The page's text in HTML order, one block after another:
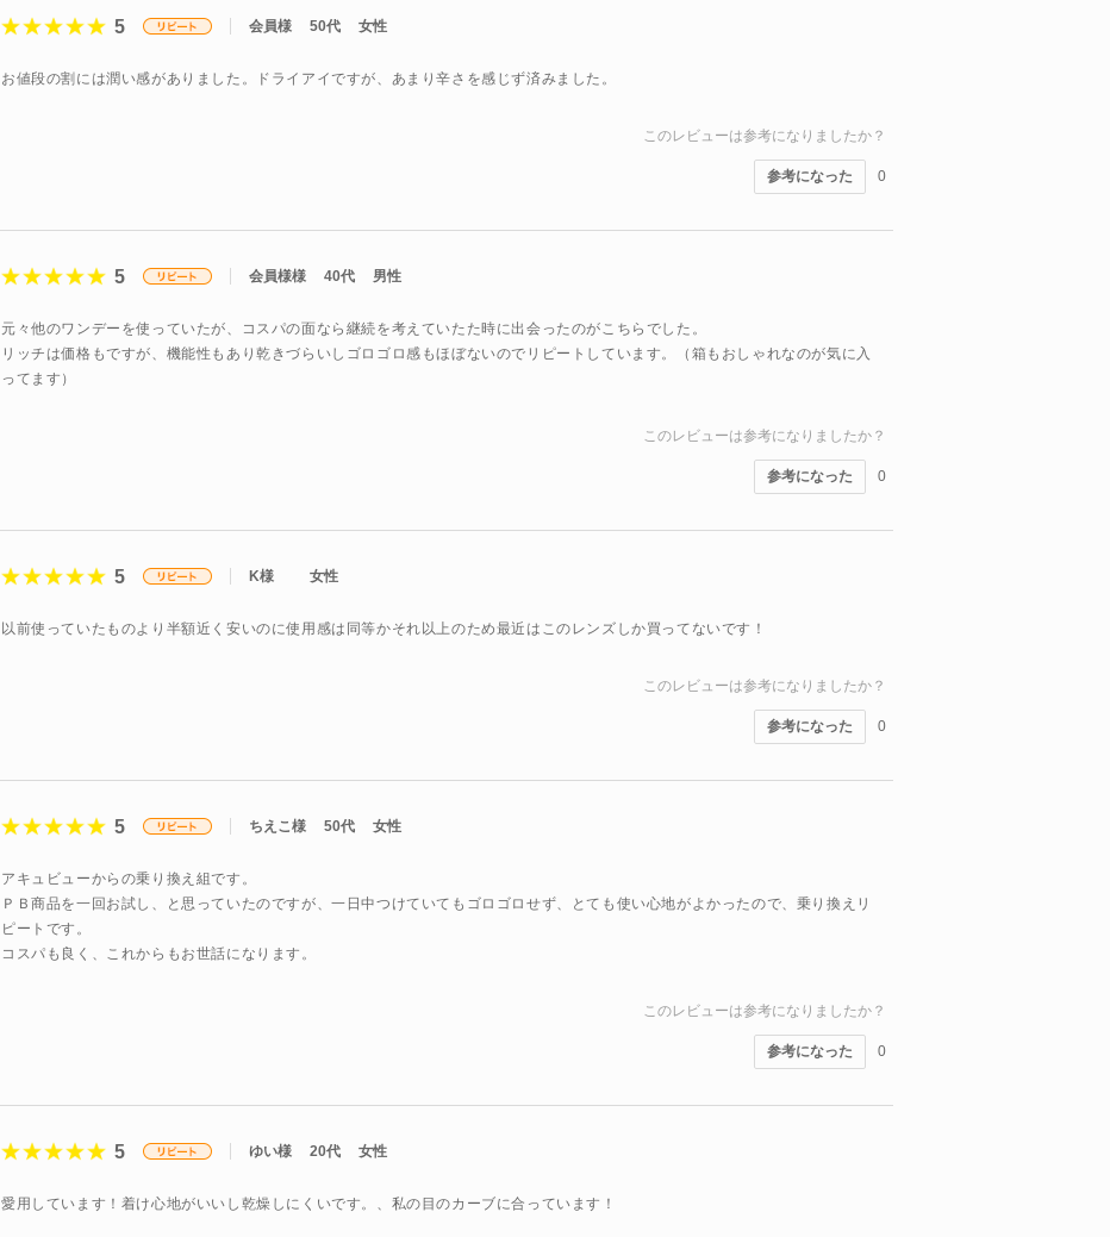
5 会員様 50代 女性
お値段の割には潤い感がありました。ドライアイですが、あまり辛さを感じず済みました。
このレビューは参考になりましたか？
参考になった 0
5 会員様様 40代 男性
元々他のワンデーを使っていたが、コスパの面なら継続を考えていたた時に出会ったのがこちらでした。
リッチは価格もですが、機能性もあり乾きづらいしゴロゴロ感もほぼないのでリピートしています。（箱もおしゃれなのが気に入
ってます）
このレビューは参考になりましたか？
参考になった 0
5 K様 女性
以前使っていたものより半額近く安いのに使用感は同等かそれ以上のため最近はこのレンズしか買ってないです！
このレビューは参考になりましたか？
参考になった 0
5 ちえこ様 50代 女性
アキュビューからの乗り換え組です。
ＰＢ商品を一回お試し、と思っていたのですが、一日中つけていてもゴロゴロせず、とても使い心地がよかったので、乗り換えリ
ピートです。
コスパも良く、これからもお世話になります。
このレビューは参考になりましたか？
参考になった 0
5 ゆい様 20代 女性
愛用しています！着け心地がいいし乾燥しにくいです。、私の目のカーブに合っています！